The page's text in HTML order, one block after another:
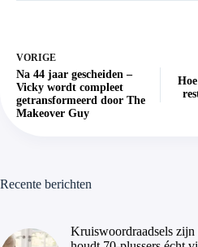
VORIGE
Na 44 jaar gescheiden –
Vicky wordt compleet
getransformeerd door The
Makeover Guy
Recente berichten
Kruiswoordraadsels